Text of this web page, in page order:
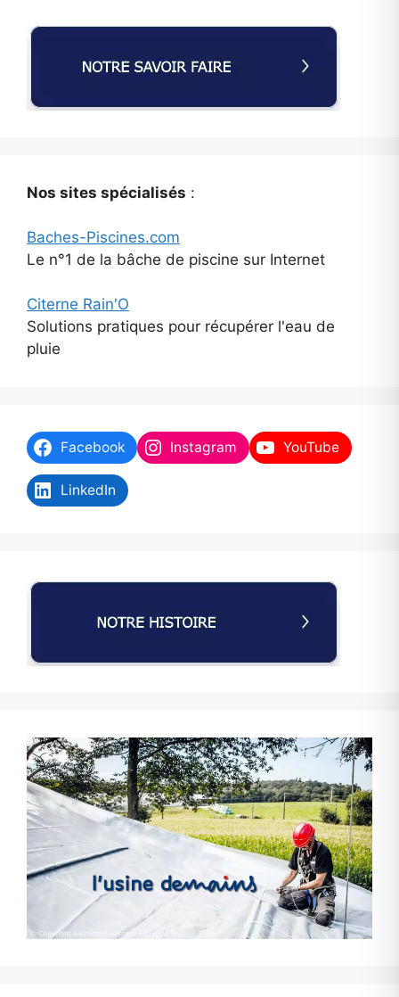
Nos sites spécialisés :
Baches-Piscines.com
Le n°1 de la bâche de piscine sur Internet
Citerne Rain'O
Solutions pratiques pour récupérer l'eau de
pluie
Facebook Instagram YouTube
LinkedIn